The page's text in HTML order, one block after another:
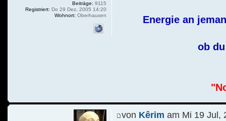
Energie an
ob
Beiträge: 9115
Registriert: Do 29 Dez, 2005 14:20
Wohnort: Oberhausen
von Kêrim am Mi 19 Jul,